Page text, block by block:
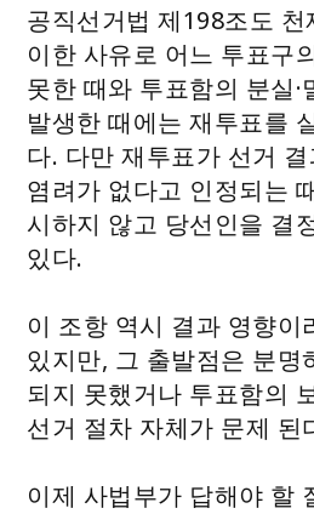
공직선거법 제198조도 천
이한 사유로 어느 투표구
못한 때와 투표함의 분실
발생한 때에는 재투표를
다. 다만 재투표가 선거
염려가 없다고 인정되는
시하지 않고 당선인을 결
있다.
이 조항 역시 결과 영향이
있지만, 그 출발점은 분명
되지 못했거나 투표함의
선거 절차 자체가 문제 된
이제 사법부가 답해야 할